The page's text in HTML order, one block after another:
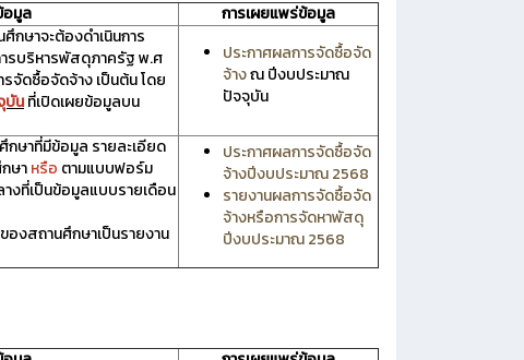
อมูล การเผยแพร่ข้อมูล
กษาจะต้องดำเนินการ
รบริหารพัสดุภาครัฐ พ.ศ
จัดซื้อจัดจ้าง เป็นต้น โดย
บันที่เปิดเผยข้อมูลบน
ประกาศผลการจัดซื้อจัด
จ้างณ ปีงบประมาณ
ปัจจุบัน
ษาที่มีข้อมูล รายละเอียด
ษาหรือ ตามแบบฟอร์ม
งที่เป็นข้อมูลแบบรายเดือน
งสถานศึกษาเป็นรายงาน
ประกาศผลการจัดซื้อจัด
จ้างปีงบประมาณ 2568
รายงานผลการจัดซื้อจัด
จ้างหรือการจัดหาพัสดุ
ปีงบประมาณ 2568